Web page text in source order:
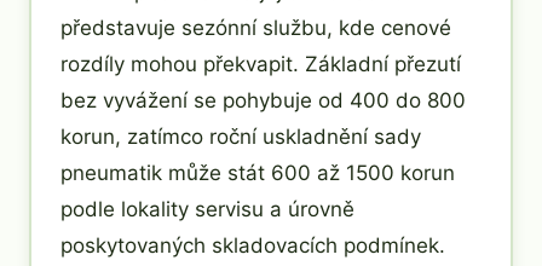
představuje sezónní službu, kde cenové
rozdíly mohou překvapit. Základní přezutí
bez vyvážení se pohybuje od 400 do 800
korun, zatímco roční uskladnění sady
pneumatik může stát 600 až 1500 korun
podle lokality servisu a úrovně
poskytovaných skladovacích podmínek.